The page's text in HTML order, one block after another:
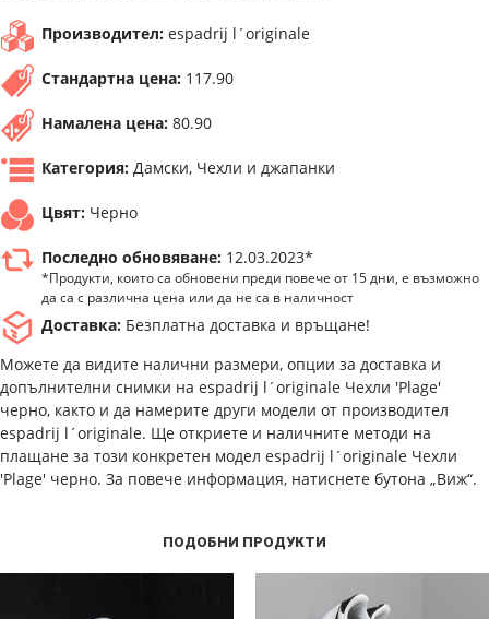
Производител: espadrij l´originale
Стандартна цена: 117.90
Намалена цена: 80.90
Категория: Дамски, Чехли и джапанки
Цвят: Черно
Последно обновяване: 12.03.2023*
*Продукти, които са обновени преди повече от 15 дни, е възможно
да са с различна цена или да не са в наличност
Доставка: Безплатна доставка и връщане!
Можете да видите налични размери, опции за доставка и
допълнителни снимки на espadrij l´originale Чехли 'Plage'
черно, както и да намерите други модели от производител
espadrij l´originale. Ще откриете и наличните методи на
плащане за този конкретен модел espadrij l´originale Чехли
'Plage' черно. За повече информация, натиснете бутона „Виж“.
ПОДОБНИ ПРОДУКТИ